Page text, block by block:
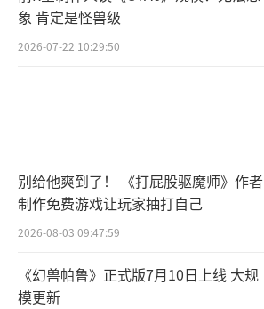
象 肯定是怪兽级
2026-07-22 10:29:50
别给他爽到了！ 《打屁股驱魔师》作者
制作免费游戏让玩家抽打自己
2026-08-03 09:47:59
《幻兽帕鲁》正式版7月10日上线 大规
模更新